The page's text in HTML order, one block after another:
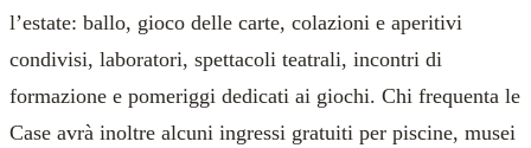
l’estate: ballo, gioco delle carte, colazioni e aperitivi
condivisi, laboratori, spettacoli teatrali, incontri di
formazione e pomeriggi dedicati ai giochi. Chi frequenta le
Case avrà inoltre alcuni ingressi gratuiti per piscine, musei